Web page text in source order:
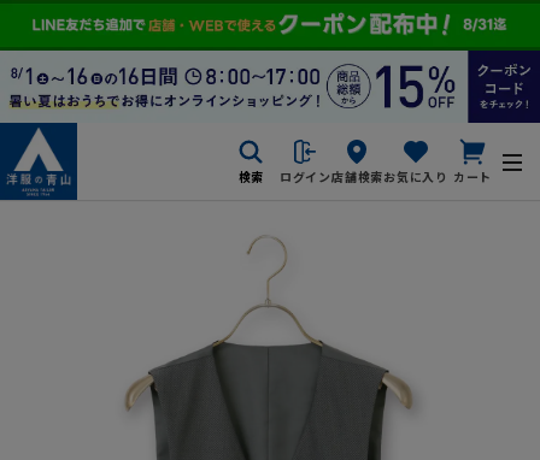
検索 ログイン店舗検索お気に入り カート